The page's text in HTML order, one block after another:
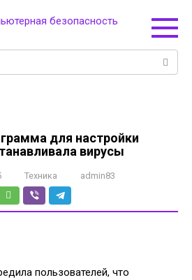
для настройки
вирусы
Техника admin83
пользователей, что